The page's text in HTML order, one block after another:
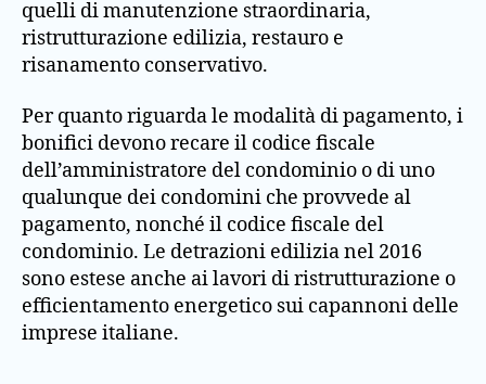
quelli di manutenzione straordinaria,
ristrutturazione edilizia, restauro e
risanamento conservativo.
Per quanto riguarda le modalità di pagamento, i
bonifici devono recare il codice fiscale
dell’amministratore del condominio o di uno
qualunque dei condomini che provvede al
pagamento, nonché il codice fiscale del
condominio. Le detrazioni edilizia nel 2016
sono estese anche ai lavori di ristrutturazione o
efficientamento energetico sui capannoni delle
imprese italiane.